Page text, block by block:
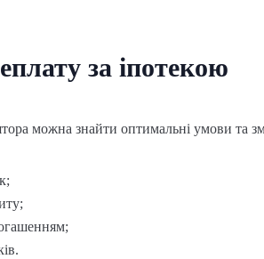
за іпотекою
можна знайти оптимальні умови та